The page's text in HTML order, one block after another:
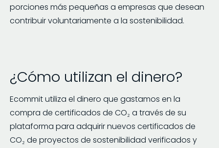
porciones más pequeñas a empresas que desean
contribuir voluntariamente a la sostenibilidad.
¿Cómo utilizan el dinero?
Ecommit utiliza el dinero que gastamos en la
compra de certificados de CO₂ a través de su
plataforma para adquirir nuevos certificados de
CO₂ de proyectos de sostenibilidad verificados y